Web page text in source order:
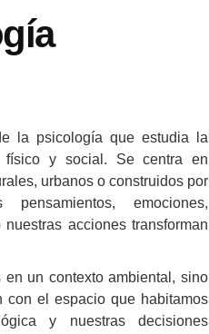
la psicología que estudia la
físico y social. Se centra en
urbanos o construidos por
emociones,
acciones transforman
un contexto ambiental, sino
con el espacio que habitamos
y nuestras decisiones